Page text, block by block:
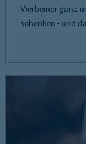
Vierbeiner ganz
schenken - und